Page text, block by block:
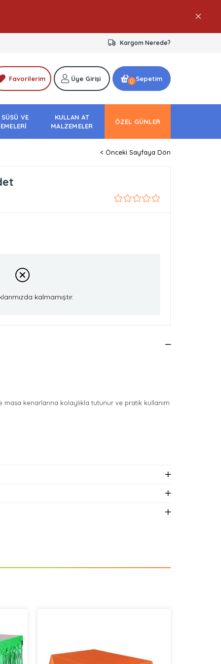
Kargom Nerede?
Sepetim
0
Üye Girişi
Favorilerim
VE
KULLAN AT
MALZEMELER
ÖZEL GÜNLER
< Önceki Sayfaya Dön
kalmamıştır.
masa kenarlarına kolaylıkla tutunur ve pratik kullanım